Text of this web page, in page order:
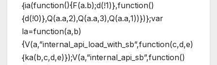
{ia(function(){F(a.b);d(!1)},function()
{d(!0)},Q(a.a,2),Q(a.a,3),Q(a.a,1))})};var
la=function(a,b)
{V(a,”internal_api_load_with_sb”,function(c,d,e)
{ka(b,c,d,e)});V(a,”internal_api_sb”,function()